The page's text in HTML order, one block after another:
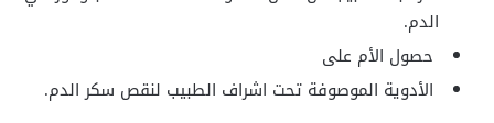
الدم.
حصول الأم على
الأدوية الموصوفة تحت اشراف الطبيب لنقص سكر الدم.